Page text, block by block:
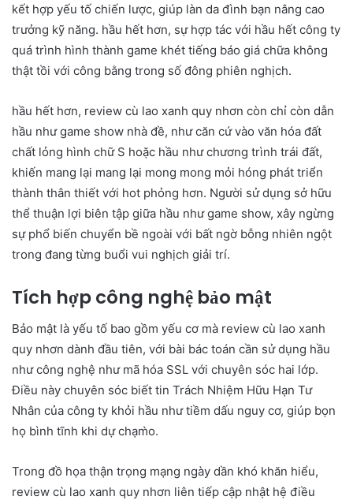
kết hợp yếu tố chiến lược, giúp làn da đình bạn nâng cao
trưởng kỹ năng. hầu hết hơn, sự hợp tác với hầu hết công ty
quá trình hình thành game khét tiếng báo giá chữa không
thật tồi với công bằng trong số đông phiên nghịch.
hầu hết hơn, review cù lao xanh quy nhơn còn chỉ còn dẫn
hầu như game show nhà đề, như căn cứ vào văn hóa đất
chất lỏng hình chữ S hoặc hầu như chương trình trái đất,
khiến mang lại mang lại mong mong mỏi hóng phát triển
thành thân thiết với hot phỏng hơn. Người sử dụng sở hữu
thể thuận lợi biên tập giữa hầu như game show, xây ngừng
sự phổ biến chuyển bề ngoài với bất ngờ bỗng nhiên ngột
trong đang từng buổi vui nghịch giải trí.
Tích hợp công nghệ bảo mật
Bảo mật là yếu tố bao gồm yếu cơ mà review cù lao xanh
quy nhơn dành đầu tiên, với bài bác toán cần sử dụng hầu
như công nghệ như mã hóa SSL với chuyên sóc hai lớp.
Điều này chuyên sóc biết tin Trách Nhiệm Hữu Hạn Tư
Nhân của công ty khỏi hầu như tiềm dấu nguy cơ, giúp bọn
họ bình tĩnh khi dự chạm̀o.
Trong đồ họa thận trọng mạng ngày dần khó khăn hiểu,
review cù lao xanh quy nhơn liên tiếp cập nhật hệ điều